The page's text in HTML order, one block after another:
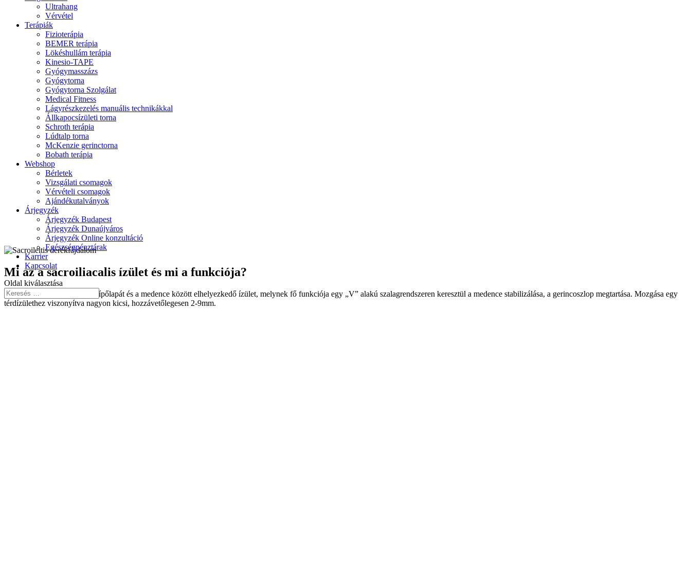
Ultrahang
Vérvétel
Terápiák
Fizioterápia
BEMER terápia
Lökéshullám terápia
Kinesio-TAPE
Gyógymasszázs
Gyógytorna
Gyógytorna Szolgálat
Medical Fitness
Lágyrészkezelés manuális technikákkal
Állkapocsízületi torna
Schroth terápia
Lúdtalp torna
McKenzie gerinctorna
Bobath terápia
Webshop
Bérletek
Vizsgálati csomagok
Vérvételi csomagok
Ajándékutalványok
Árjegyzék
Árjegyzék Budapest
Árjegyzék Dunaújváros
Árjegyzék Online konzultáció
Egészségpénztárak
Karrier
Kapcsolat
Oldal kiválasztása
Mi az a sacroiliacalis ízület és mi a funkciója?
A sacroiliacalis ízület a két csípőlapát és a medence között elhelyezkedő ízület, melynek fő funkciója egy „V” alakú szalagrendszeren keresztül a medence stabilizálása, a gerincoszlop megtartása. Mozgása egy
térdízülethez viszonyítva nagyon kicsi, hozzávetőlegesen 2-9mm.